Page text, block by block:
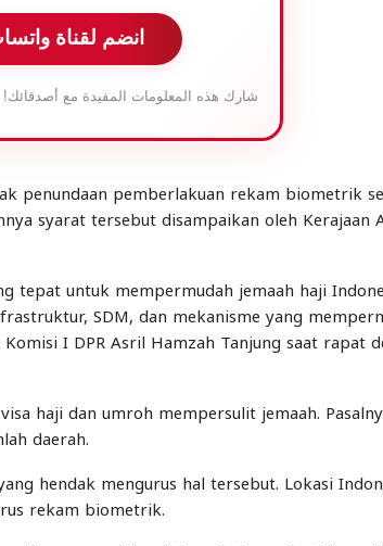
انضم لقناة
شارك هذه المعلومات المفيدة مع أصدقائك!
penundaan pemberlakuan rekam biometrik
syarat tersebut disampaikan oleh Kerajaan
tepat untuk mempermudah jemaah haji
SDM, dan mekanisme yang
I DPR Asril Hamzah Tanjung saat rapat
haji dan umroh mempersulit jemaah.
daerah.
hendak mengurus hal tersebut. Lokasi
rekam biometrik.